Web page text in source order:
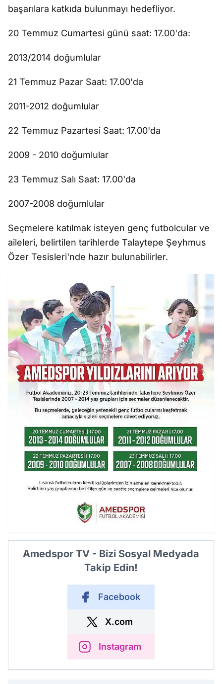
başarılara katkıda bulunmayı hedefliyor.
20 Temmuz Cumartesi günü saat: 17.00'da:
2013/2014 doğumlular
21 Temmuz Pazar Saat: 17.00'da
2011-2012 doğumlular
22 Temmuz Pazartesi Saat: 17.00'da
2009 - 2010 doğumlular
23 Temmuz Salı Saat: 17.00'da
2007-2008 doğumlular
Seçmelere katılmak isteyen genç futbolcular ve
aileleri, belirtilen tarihlerde Talaytepe Şeyhmus
Özer Tesisleri'nde hazır bulunabilirler.
Amedspor TV - Bizi Sosyal Medyada
Takip Edin!
Facebook
X.com
Instagram